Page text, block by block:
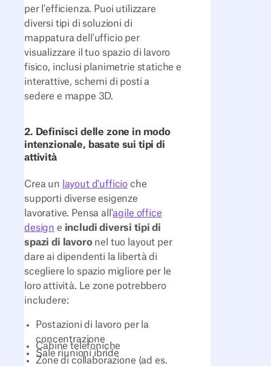
per l'efficienza. Puoi utilizzare
diversi tipi di soluzioni di
mappatura dell'ufficio per
visualizzare il tuo spazio di lavoro
fisico, inclusi planimetrie statiche e
interattive, schemi di posti a
sedere e mappe 3D.
2. Definisci delle zone in modo
intenzionale, basate sui tipi di
attività
Crea un layout d'ufficio che
supporti diverse esigenze
lavorative. Pensa all'agile office
design e includi diversi tipi di
spazi di lavoronel tuo layout per
dare ai dipendenti la libertà di
scegliere lo spazio migliore per le
loro attività. Le zone potrebbero
includere:
Postazioni di lavoro per la
concentrazione
Cabine telefoniche
Sale riunioni ibride
Zone di collaborazione (ad es.